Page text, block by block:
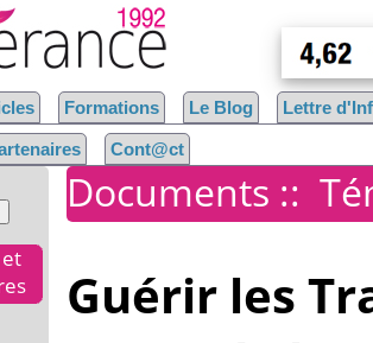
Documents ::
Guérir les
Formations Le Blog Lettre
Cont@ct